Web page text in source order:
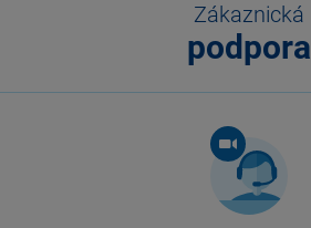
Zákaznická
podpora